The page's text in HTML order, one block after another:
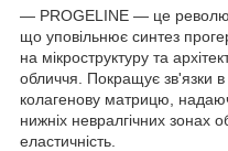
— PROGELINE — це
що уповільнює синтез
на мікроструктуру та
обличчя. Покращує зв'язки в
колагенову матрицю,
нижніх невралгічних зонах
еластичність.